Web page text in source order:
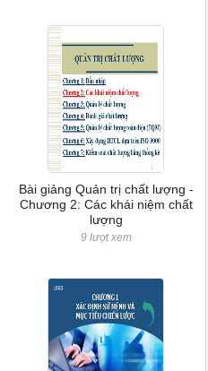
Bài giảng Quản trị chất lượng -
Chương 2: Các khái niệm chất
lượng
9 lượt xem